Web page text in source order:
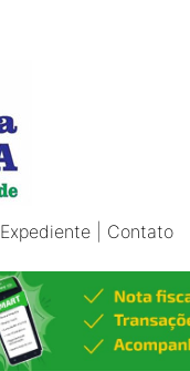
Expediente Contato